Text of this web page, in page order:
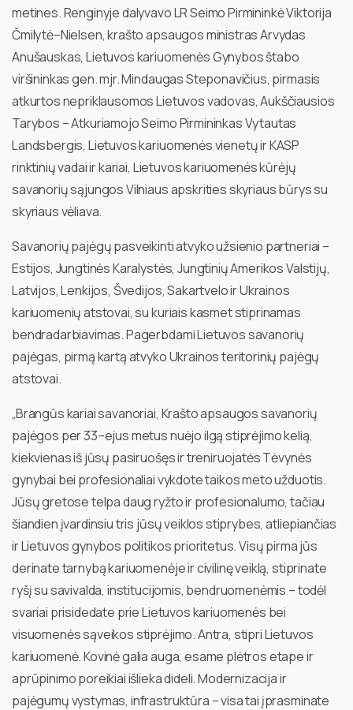
metines. Renginyje dalyvavo LR Seimo Pirmininkė Viktorija
Čmilytė–Nielsen, krašto apsaugos ministras Arvydas
Anušauskas, Lietuvos kariuomenės Gynybos štabo
viršininkas gen. mjr. Mindaugas Steponavičius, pirmasis
atkurtos nepriklausomos Lietuvos vadovas, Aukščiausios
Tarybos – Atkuriamojo Seimo Pirmininkas Vytautas
Landsbergis, Lietuvos kariuomenės vienetų ir KASP
rinktinių vadai ir kariai, Lietuvos kariuomenės kūrėjų
savanorių sąjungos Vilniaus apskrities skyriaus būrys su
skyriaus vėliava.
Savanorių pajėgų pasveikinti atvyko užsienio partneriai –
Estijos, Jungtinės Karalystės, Jungtinių Amerikos Valstijų,
Latvijos, Lenkijos, Švedijos, Sakartvelo ir Ukrainos
kariuomenių atstovai, su kuriais kasmet stiprinamas
bendradarbiavimas. Pagerbdami Lietuvos savanorių
pajėgas, pirmą kartą atvyko Ukrainos teritorinių pajėgų
atstovai.
„Brangūs kariai savanoriai, Krašto apsaugos savanorių
pajėgos per 33–ejus metus nuėjo ilgą stiprėjimo kelią,
kiekvienas iš jūsų pasiruošęs ir treniruojatės Tėvynės
gynybai bei profesionaliai vykdote taikos meto užduotis.
Jūsų gretose telpa daug ryžto ir profesionalumo, tačiau
šiandien įvardinsiu tris jūsų veiklos stiprybes, atliepiančias
ir Lietuvos gynybos politikos prioritetus. Visų pirma jūs
derinate tarnybą kariuomenėje ir civilinę veiklą, stiprinate
ryšį su savivalda, institucijomis, bendruomenėmis – todėl
svariai prisidedate prie Lietuvos kariuomenės bei
visuomenės sąveikos stiprėjimo. Antra, stipri Lietuvos
kariuomenė. Kovinė galia auga, esame plėtros etape ir
aprūpinimo poreikiai išlieka dideli. Modernizacija ir
pajėgumų vystymas, infrastruktūra – visa tai įprasminate